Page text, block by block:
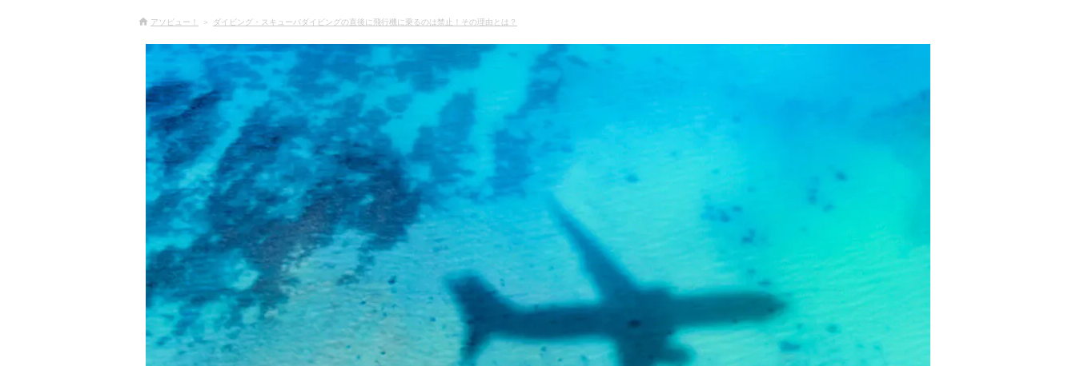
アソビュー！ ダイビング・スキューバダイビングの直後に飛行機に乗るのは禁止！その理由とは？